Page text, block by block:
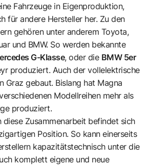
Fahrzeuge in Eigenproduktion,
für andere Hersteller her. Zu den
gehören unter anderem Toyota,
und BMW. So werden bekannte
G-Klasse, oder die BMW 5er
produziert. Auch der vollelektrische
Graz gebaut. Bislang hat Magna
Modellreihen mehr als
produziert.
diese Zusammenarbeit befindet sich
Position. So kann einerseits
kapazitätstechnisch unter die
komplett eigene und neue